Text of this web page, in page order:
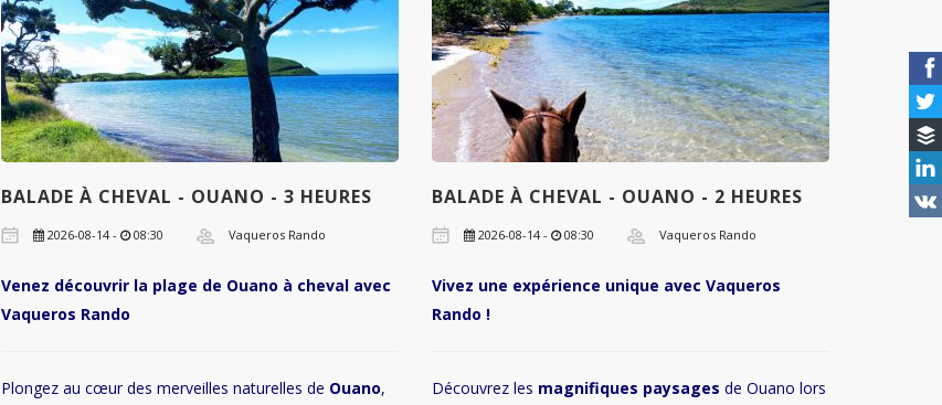
BALADE À CHEVAL - OUANO - 3 HEURES
2026-08-14 - 08:30 Vaqueros Rando
Venez découvrir la plage de Ouano à cheval avec
Vaqueros Rando
Plongez au cœur des merveilles naturelles de Ouano,
BALADE À CHEVAL - OUANO - 2 HEURES
2026-08-14 - 08:30 Vaqueros Rando
Vivez une expérience unique avec Vaqueros
Rando !
Découvrez les magnifiques paysages de Ouano lors